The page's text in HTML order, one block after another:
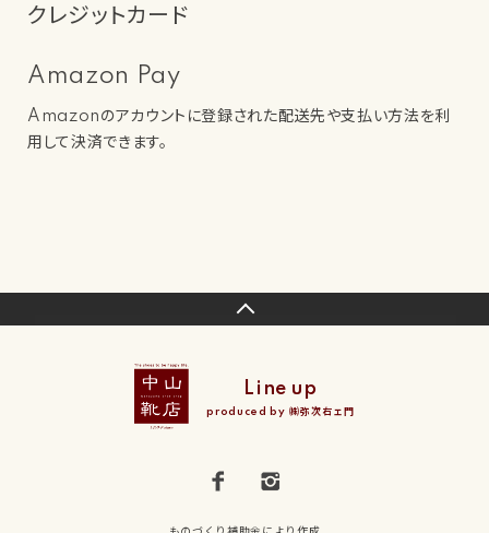
クレジットカード
Amazon Pay
Amazonのアカウントに登録された配送先や支払い方法を利
用して決済できます。
Line up
produced by ㈱弥次右ェ門